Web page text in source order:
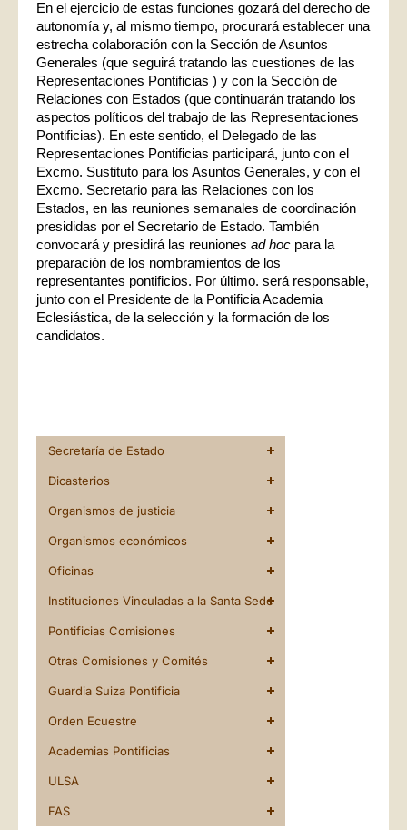
En el ejercicio de estas funciones gozará del derecho de
autonomía y, al mismo tiempo, procurará establecer una
estrecha colaboración con la Sección de Asuntos
Generales (que seguirá tratando las cuestiones de las
Representaciones Pontificias ) y con la Sección de
Relaciones con Estados (que continuarán tratando los
aspectos políticos del trabajo de las Representaciones
Pontificias). En este sentido, el Delegado de las
Representaciones Pontificias participará, junto con el
Excmo. Sustituto para los Asuntos Generales, y con el
Excmo. Secretario para las Relaciones con los
Estados, en las reuniones semanales de coordinación
presididas por el Secretario de Estado. También
convocará y presidirá las reunionesad hoc para la
preparación de los nombramientos de los
representantes pontificios. Por último. será responsable,
junto con el Presidente de la Pontificia Academia
Eclesiástica, de la selección y la formación de los
candidatos.
Secretaría de Estado
Dicasterios
Organismos de justicia
Organismos económicos
Oficinas
Instituciones Vinculadas a la Santa Sede
Pontificias Comisiones
Otras Comisiones y Comités
Guardia Suiza Pontificia
Orden Ecuestre
Academias Pontificias
ULSA
FAS